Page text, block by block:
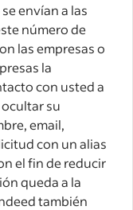
envían a las
número de
las empresas o
la
con usted a
su
email,
con un alias
el fin de reducir
queda a la
también